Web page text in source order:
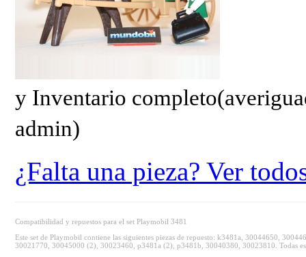
y Inventario
admin)
¿Falta una pieza? Ver
Compatibilidad y repuestos para el set Playmobil 3481
Este set de Playmobil contiene las siguientes piezas de repuesto: k3481a, 30044650,
30021770, 30045000 (2), 30023460, p3481a (2), p3481b, 30040380, 30023810. Todas